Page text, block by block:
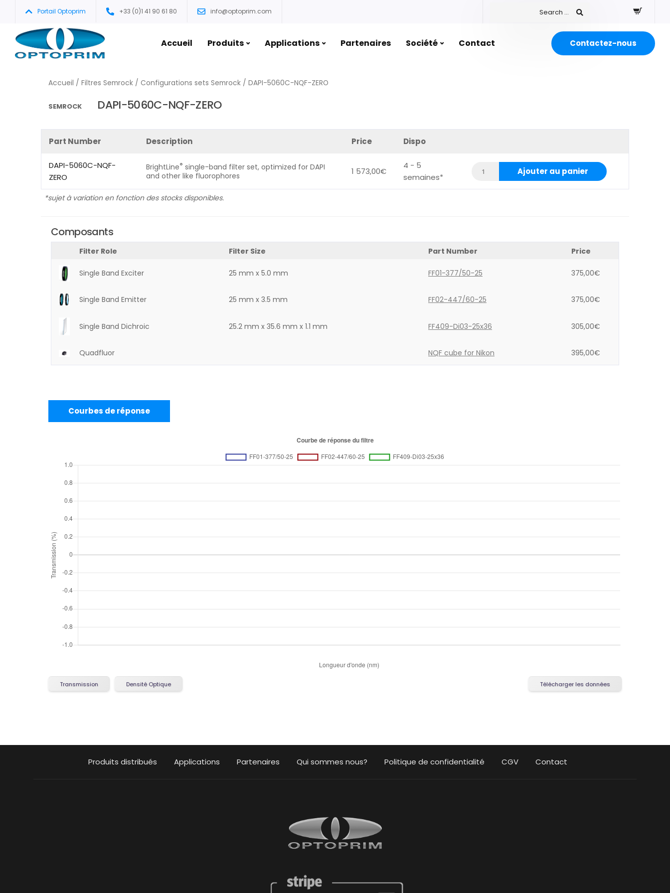
Portail Optoprim +33 (0)1 41 90 61 80 info@optoprim.com
Accueil Produits Applications Partenaires Société Contact Contactez-nous
Accueil / Filtres Semrock / Configurations sets Semrock / DAPI-5060C-NQF-ZERO
SEMROCK DAPI-5060C-NQF-ZERO
Part Number Description Price Dispo
DAPI-5060C-NQF-
ZERO
BrightLine® single-band filter set, optimized for DAPI
and other like fluorophores
1 573,00€
4 - 5
semaines*
Ajouter au panier
*sujet à variation en fonction des stocks disponibles.
Composants
Filter Role Filter Size Part Number Price
Single Band Exciter 25 mm x 5.0 mm FF01-377/50-25 375,00€
Single Band Emitter 25 mm x 3.5 mm FF02-447/60-25 375,00€
Single Band Dichroic 25.2 mm x 35.6 mm x 1.1 mm FF409-Di03-25x36 305,00€
Quadfluor NQF cube for Nikon 395,00€
Courbes de réponse
Transmission Densité Optique Télécharger les données
Produits distribués Applications Partenaires Qui sommes nous? Politique de confidentialité CGV Contact